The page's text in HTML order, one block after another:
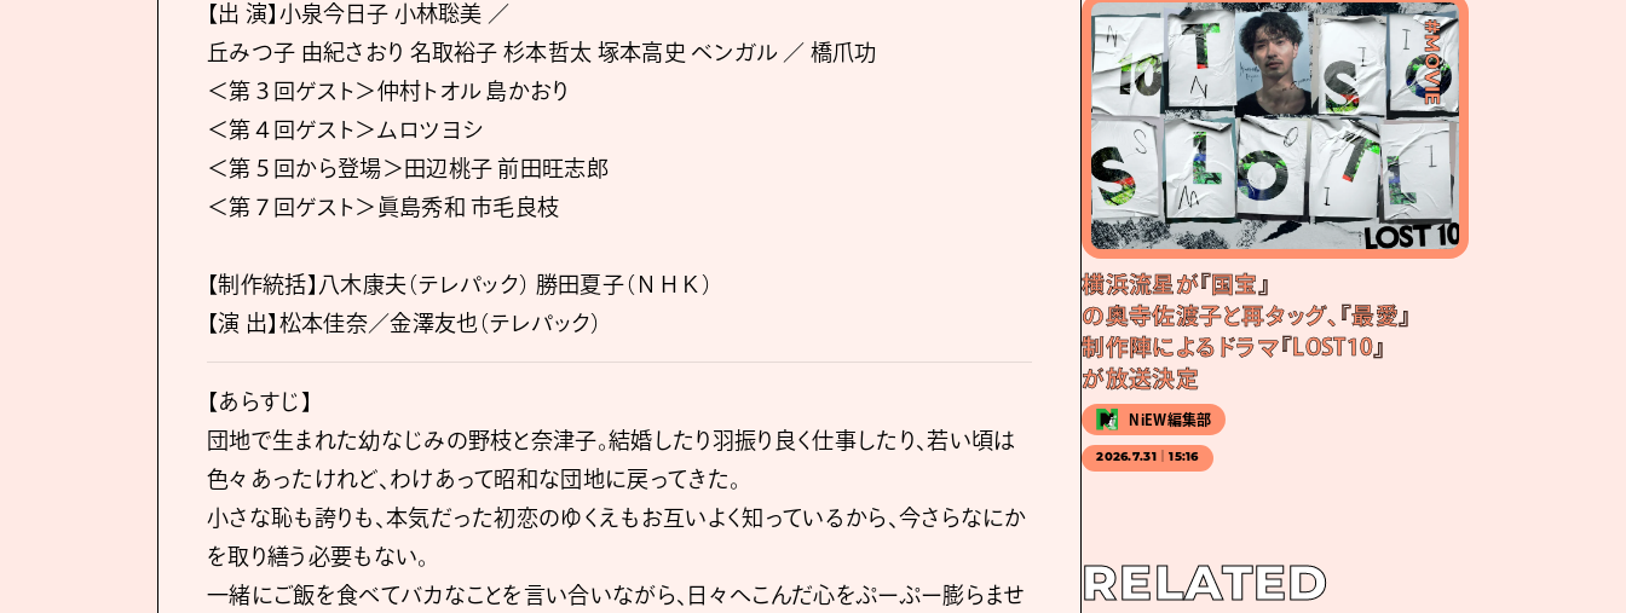
【出 演】小泉今日子 小林聡美 ／
丘みつ子 由紀さおり 名取裕子 杉本哲太 塚本高史 ベンガル ／ 橋爪功
＜第３回ゲスト＞仲村トオル 島かおり
＜第４回ゲスト＞ムロツヨシ
＜第５回から登場＞田辺桃子 前田旺志郎
＜第７回ゲスト＞眞島秀和 市毛良枝
【制作統括】八木康夫（テレパック） 勝田夏子（ＮＨＫ）
【演 出】松本佳奈／金澤友也（テレパック）
【あらすじ】
団地で生まれた幼なじみの野枝と奈津子。結婚したり羽振り良く仕事したり、若い頃は
色々あったけれど、わけあって昭和な団地に戻ってきた。
小さな恥も誇りも、本気だった初恋のゆくえもお互いよく知っているから、今さらなにか
を取り繕う必要もない。
一緒にご飯を食べてバカなことを言い合いながら、日々へこんだ心をぷーぷー膨らませ
#MOVIE
横浜流星が『国宝』
の奥寺佐渡子と再タッグ、『最愛』
制作陣によるドラマ『LOST10』
が放送決定
NiEW編集部
2026.7.31｜15:16
RELATED